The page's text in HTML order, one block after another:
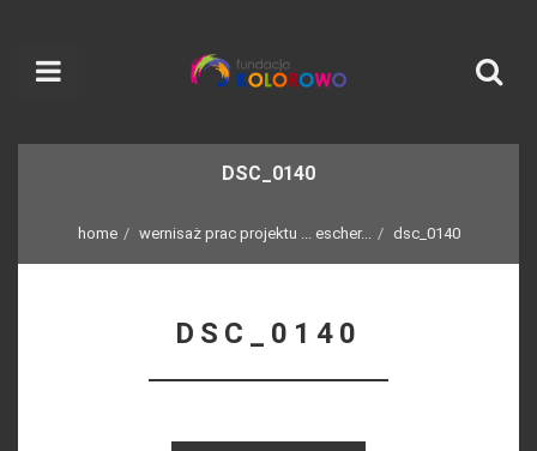
DSC_0140
home wernisaż prac projektu ... escher... dsc_0140
DSC_0140